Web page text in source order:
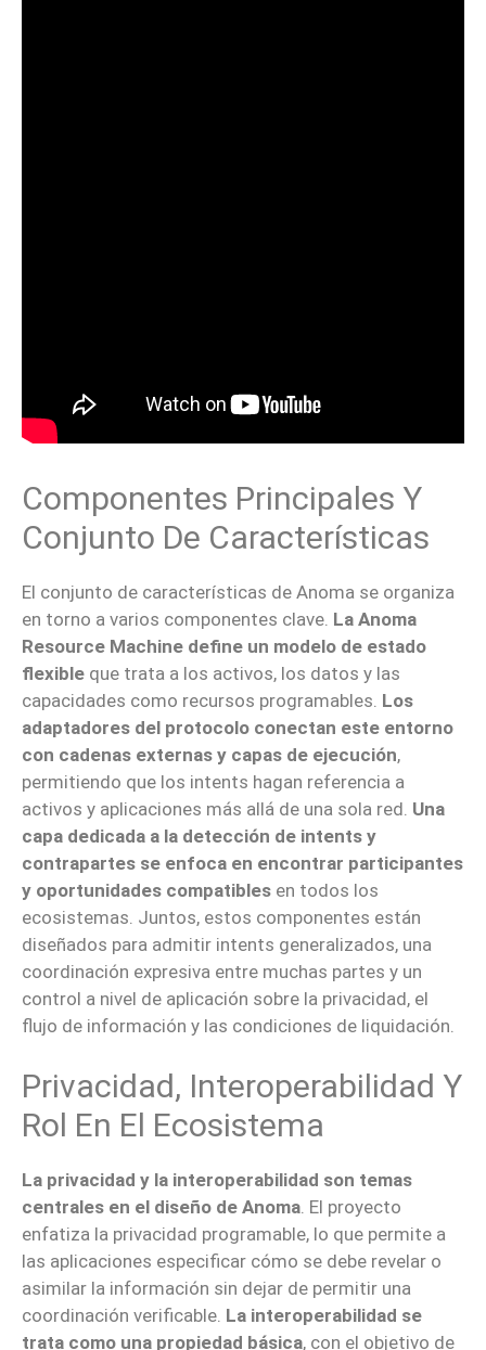
Componentes Principales Y
Conjunto De Características
El conjunto de características de Anoma se organiza
en torno a varios componentes clave. La Anoma
Resource Machine define un modelo de estado
flexible que trata a los activos, los datos y las
capacidades como recursos programables. Los
adaptadores del protocolo conectan este entorno
con cadenas externas y capas de ejecución,
permitiendo que los intents hagan referencia a
activos y aplicaciones más allá de una sola red. Una
capa dedicada a la detección de intents y
contrapartes se enfoca en encontrar participantes
y oportunidades compatibles en todos los
ecosistemas. Juntos, estos componentes están
diseñados para admitir intents generalizados, una
coordinación expresiva entre muchas partes y un
control a nivel de aplicación sobre la privacidad, el
flujo de información y las condiciones de liquidación.
Privacidad, Interoperabilidad Y
Rol En El Ecosistema
La privacidad y la interoperabilidad son temas
centrales en el diseño de Anoma. El proyecto
enfatiza la privacidad programable, lo que permite a
las aplicaciones especificar cómo se debe revelar o
asimilar la información sin dejar de permitir una
coordinación verificable. La interoperabilidad se
trata como una propiedad básica, con el objetivo de